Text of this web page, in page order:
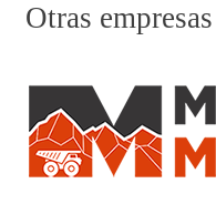
Otras empresas